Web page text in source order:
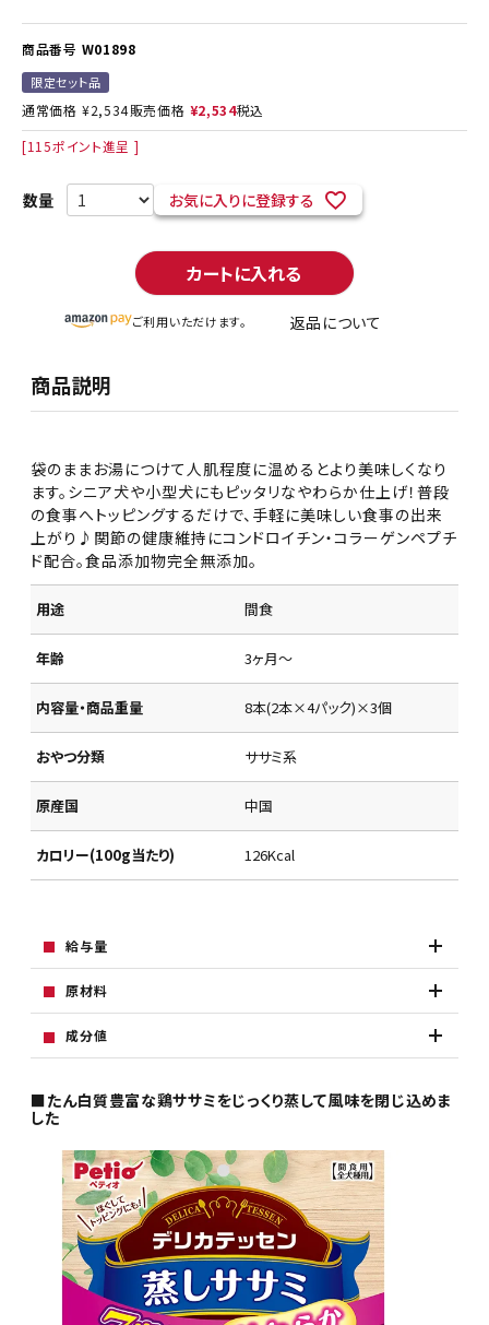
商品番号 W01898
限定セット品
通常価格 ¥2,534販売価格 ¥2,534税込
[115ポイント進呈 ]
お気に入りに登録する
カートに入れる
ご利用いただけます。 返品について
商品説明
袋のままお湯につけて人肌程度に温めるとより美味しくなり
ます。シニア犬や小型犬にもピッタリなやわらか仕上げ！普段
の食事へトッピングするだけで、手軽に美味しい食事の出来
上がり♪関節の健康維持にコンドロイチン・コラーゲンペプチ
ド配合。食品添加物完全無添加。
用途 間食
年齢 3ヶ月～
内容量・商品重量 8本(2本×4パック)×3個
おやつ分類 ササミ系
原産国 中国
カロリー(100g当たり) 126Kcal
給与量
原材料
成分値
■たん白質豊富な鶏ササミをじっくり蒸して風味を閉じ込めま
した